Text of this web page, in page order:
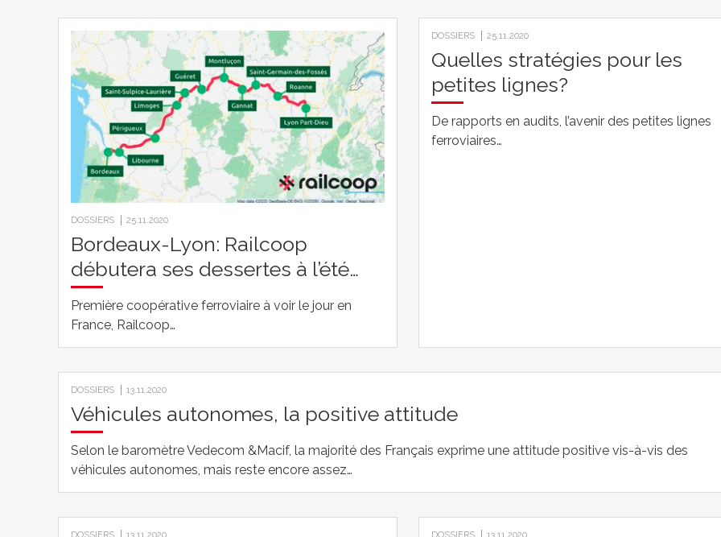
DOSSIERS 25.11.2020
Bordeaux-Lyon: Railcoop
débutera ses dessertes à l’été…
Première coopérative ferroviaire à voir le jour en
France, Railcoop…
DOSSIERS 25.11.2020
Quelles stratégies pour les
petites lignes?
De rapports en audits, l’avenir des petites lignes
ferroviaires…
DOSSIERS 13.11.2020
Véhicules autonomes, la positive attitude
Selon le baromètre Vedecom &Macif, la majorité des Français exprime une attitude positive vis-à-vis des
véhicules autonomes, mais reste encore assez…